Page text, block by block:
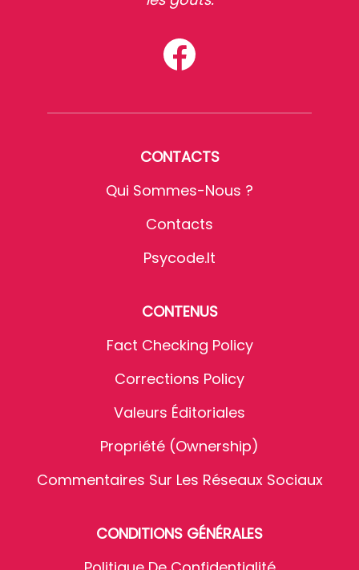
CONTACTS
Qui Sommes-Nous ?
Contacts
Psycode.it
CONTENUS
Fact Checking Policy
Corrections Policy
Valeurs Éditoriales
Propriété (Ownership)
Commentaires Sur Les Réseaux Sociaux
CONDITIONS GÉNÉRALES